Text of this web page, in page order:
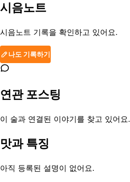
시음노트
시음노트 기록을 확인하고 있어요.
나도 기록하기
연관 포스팅
이 술과 연결된 이야기를 찾고 있어요.
맛과 특징
아직 등록된 설명이 없어요.